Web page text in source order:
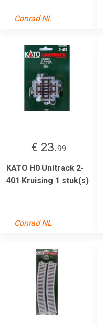
Conrad NL
€ 23.99
KATO H0 Unitrack 2-
401 Kruising 1 stuk(s)
Conrad NL